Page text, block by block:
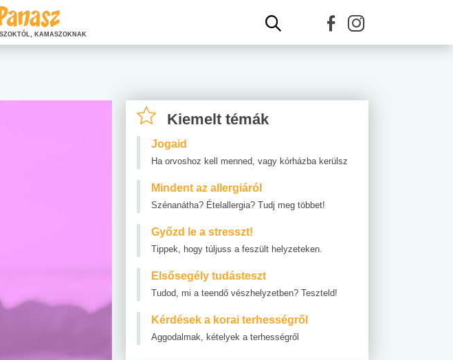
Kiemelt témák
Jogaid
Ha orvoshoz kell menned, vagy kórházba kerülsz
Mindent az allergiáról
Szénanátha? Ételallergia? Tudj meg többet!
Győzd le a stresszt!
Tippek, hogy túljuss a feszült helyzeteken.
Elsősegély tudásteszt
Tudod, mi a teendő vészhelyzetben? Teszteld!
Kérdések a korai terhességről
Aggodalmak, kételyek a terhességről
KAMASZOKNAK